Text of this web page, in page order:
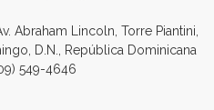
Abraham Lincoln, Torre Piantini,
D.N., República Dominicana
549-4646